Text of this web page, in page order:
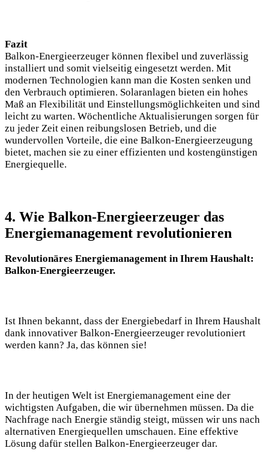
Fazit
Balkon-Energieerzeuger können flexibel und zuverlässig
installiert und somit vielseitig eingesetzt werden. Mit
modernen Technologien kann man die Kosten senken und
den Verbrauch optimieren. Solaranlagen bieten ein hohes
Maß an Flexibilität und Einstellungsmöglichkeiten und sind
leicht zu warten. Wöchentliche Aktualisierungen sorgen für
zu jeder Zeit einen reibungslosen Betrieb, und die
wundervollen Vorteile, die eine Balkon-Energieerzeugung
bietet, machen sie zu einer effizienten und kostengünstigen
Energiequelle.
4. Wie Balkon-Energieerzeuger das
Energiemanagement revolutionieren
Revolutionäres Energiemanagement in Ihrem Haushalt:
Balkon-Energieerzeuger.
Ist Ihnen bekannt, dass der Energiebedarf in Ihrem Haushalt
dank innovativer Balkon-Energieerzeuger revolutioniert
werden kann? Ja, das können sie!
In der heutigen Welt ist Energiemanagement eine der
wichtigsten Aufgaben, die wir übernehmen müssen. Da die
Nachfrage nach Energie ständig steigt, müssen wir uns nach
alternativen Energiequellen umschauen. Eine effektive
Lösung dafür stellen Balkon-Energieerzeuger dar.